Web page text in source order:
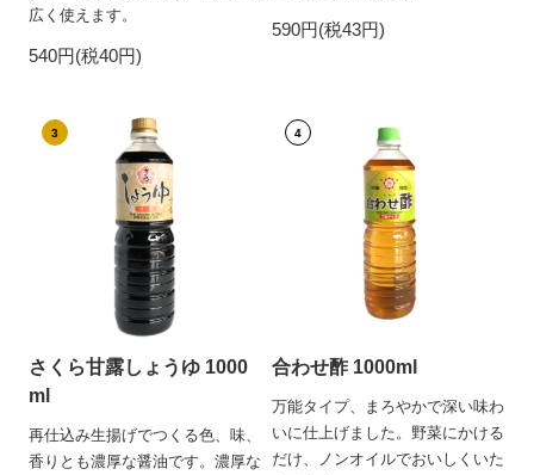
広く使えます。
540円(税40円)
590円(税43円)
3
さくら甘露しょうゆ 1000
ml
再仕込み生揚げでつくる色、味、
香りとも濃厚な醤油です。濃厚な
4
合わせ酢 1000ml
万能タイプ、まろやかで深い味わ
いに仕上げました。野菜にかける
だけ、ノンオイルでおいしくいた